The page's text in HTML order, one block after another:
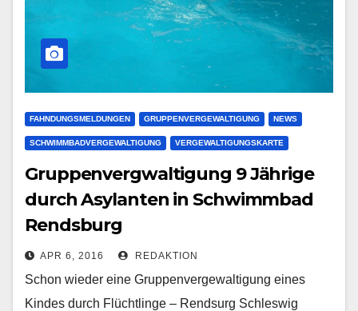
FAHNDUNGSMELDUNGEN GRUPPENVERGEWALTIGUNG NEWS
SCHWIMMBADVERGEWALTIGUNG VERGEWALTIGUNGSKARTE
Gruppenvergwaltigung 9 Jährige
durch Asylanten in Schwimmbad
Rendsburg
APR 6, 2016 REDAKTION
Schon wieder eine Gruppenvergewaltigung eines
Kindes durch Flüchtlinge – Rendsurg Schleswig